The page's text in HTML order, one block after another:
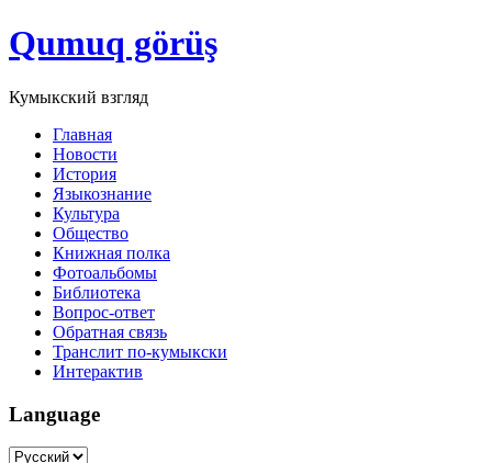
Qumuq görüş
Кумыкский взгляд
Главная
Новости
История
Языкознание
Культура
Общество
Книжная полка
Фотоальбомы
Библиотека
Вопрос-ответ
Обратная связь
Транслит по-кумыкски
Интерактив
Language